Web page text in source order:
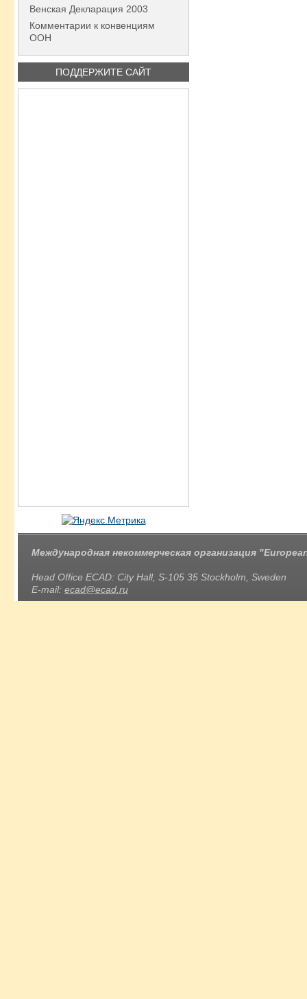
Венская Декларация 2003
Комментарии к конвенциям
ООН
ПОДДЕРЖИТЕ САЙТ
Международная некоммерческая организация
Head Office ECAD: City Hall, S-105 35 Stockholm, Sweden
E-mail: ecad@ecad.ru